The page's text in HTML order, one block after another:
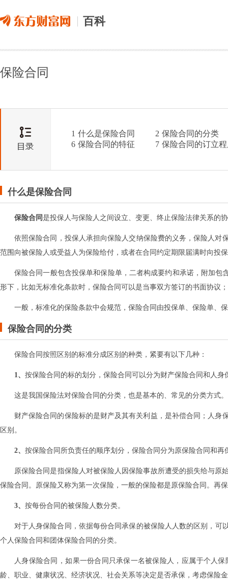
百科
保险合同
1 什么是保险合同 2 保险合同的分类
6 保险合同的特征 7 保险合同的订立
什么是保险合同
保险合同 是投保人与保险人之间设立、变更、终止保险法律关系的
依照保险合同，投保人承担向保险人交纳保险费的义务，保险人
范围向被保险人或受益人为保险给付，或者在合同约定期限届满时向投
保险合同一般包含投保单和保险单，二者构成要约和承诺，附加
形下，比如无标准化条款时，保险合同可以是当事双方签订的书面协议
一般，标准化的保险条款中会规范，保险合同由投保单、保险单、
保险合同的分类
保险合同按照区别的标准分成区别的种类‌，‌紧要有以下几种：
1、 按保险合同的标的划分‌，‌保险合同可以分为财产保险合同和人身
这是我国保险法对保险合同的分类‌，‌也是基本的、常见的分类方式‌。
财产保险合同的保险标的是财产及其有关利益‌，‌是补偿合同；人
区别‌。
2、 按保险合同所负责任的顺序划分‌，‌保险合同分为原保险合同和再
原保险合同是指保险人对被保险人因保险事故所遭受的损失给与
保险合同‌。‌原保险又称为第一次保险‌，‌一般的保险都是原保险合同‌。‌再
3、 按每份合同的被保险人数分类。
对于人身保险合同‌，‌依据每份合同承保的被保险人人数的区别‌，‌
个人保险合同和团体保险合同的分类‌。
人身保险合同‌，‌如果一份合同只承保一名被保险人‌，‌应属于个人
龄、职业、健康状况、经济状况、社会关系等决定是否承保‌，‌考虑保险